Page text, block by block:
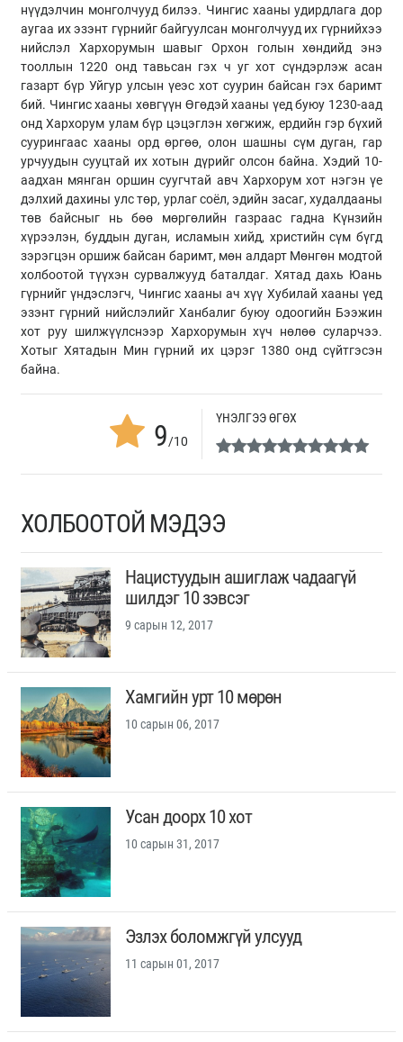
нүүдэлчин монголчууд билээ. Чингис хааны удирдлага дор
аугаа их эзэнт гүрнийг байгуулсан монголчууд их гүрнийхээ
нийслэл Хархорумын шавыг Орхон голын хөндийд энэ
тооллын 1220 онд тавьсан гэх ч уг хот сүндэрлэж асан
газарт бүр Уйгур улсын үеэс хот суурин байсан гэх баримт
бий. Чингис хааны хөвгүүн Өгөдэй хааны үед буюу 1230-аад
онд Хархорум улам бүр цэцэглэн хөгжиж, ердийн гэр бүхий
суурингаас хааны орд өргөө, олон шашны сүм дуган, гар
урчуудын сууцтай их хотын дүрийг олсон байна. Хэдий 10-
аадхан мянган оршин суугчтай авч Хархорум хот нэгэн үе
дэлхий дахины улс төр, урлаг соёл, эдийн засаг, худалдааны
төв байсныг нь бөө мөргөлийн газраас гадна Күнзийн
хүрээлэн, буддын дуган, исламын хийд, христийн сүм бүгд
зэрэгцэн оршиж байсан баримт, мөн алдарт Мөнгөн модтой
холбоотой түүхэн сурвалжууд баталдаг. Хятад дахь Юань
гүрнийг үндэслэгч, Чингис хааны ач хүү Хубилай хааны үед
эзэнт гүрний нийслэлийг Ханбалиг буюу одоогийн Бээжин
хот руу шилжүүлснээр Хархорумын хүч нөлөө суларчээ.
Хотыг Хятадын Мин гүрний их цэрэг 1380 онд сүйтгэсэн
байна.
9/10
ҮНЭЛГЭЭ ӨГӨХ
ХОЛБООТОЙ МЭДЭЭ
Нацистуудын ашиглаж чадаагүй
шилдэг 10 зэвсэг
9 сарын 12, 2017
Хамгийн урт 10 мөрөн
10 сарын 06, 2017
Усан доорх 10 хот
10 сарын 31, 2017
Эзлэх боломжгүй улсууд
11 сарын 01, 2017